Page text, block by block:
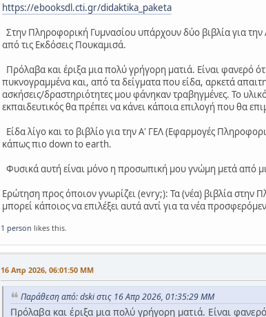
https://ebooksdl.cti.gr/didaktika_paketa
Στην Πληροφορική Γυμνασίου υπάρχουν δύο βιβλία για
από τις Εκδόσεις Πουκαμισά.
Πρόλαβα και έριξα μια πολύ γρήγορη ματιά. Είναι φανερό
πυκνογραμμένα και, από τα δείγματα που είδα, αρκετά
ασκήσεις/δραστηριότητες μου φάνηκαν τραβηγμένες. Το
εκπαιδευτικός θα πρέπει να κάνει κάποια επιλογή που θα
Είδα λίγο και το βιβλίο για την Α' ΓΕΛ (Εφαρμογές
κάπως πιο down to earth.
Φυσικά αυτή είναι μόνο η προσωπική μου γνώμη μετά από
Ερώτηση προς όποιον γνωρίζει (evry;): Τα (νέα) βιβλία
μπορεί κάποιος να επιλέξει αυτά αντί για τα νέα
1 person likes this.
16 Απρ 2026, 06:01:50 ΜΜ
Παράθεση από: dski στις 16 Απρ 2026, 01:35:29 ΜΜ
Πρόλαβα και έριξα μια πολύ γρήγορη ματιά. Είναι